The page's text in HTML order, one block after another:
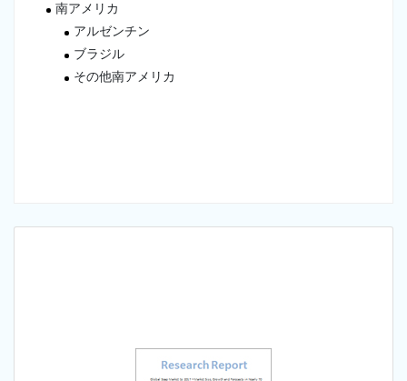
南アメリカ
アルゼンチン
ブラジル
その他南アメリカ